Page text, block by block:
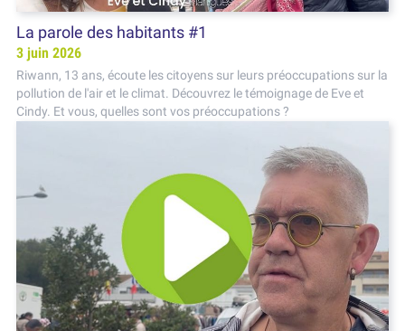
La parole des habitants #1
3 juin 2026
Riwann, 13 ans, écoute les citoyens sur leurs préoccupations sur la
pollution de l'air et le climat. Découvrez le témoignage de Eve et
Cindy. Et vous, quelles sont vos préoccupations ?